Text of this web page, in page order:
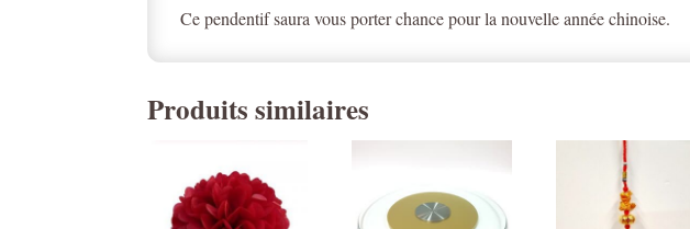
Ce pendentif saura vous porter chance pour la nouvelle année chinoise.
Produits similaires